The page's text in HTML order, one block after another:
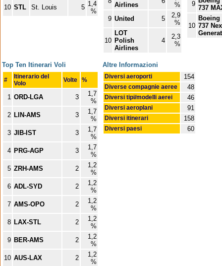
10 STL St. Louis 5 1,4
%
Airlines
%
9 United 5
2,9
%
10
LOT
Polish
Airlines
4
2,3
%
9
737
10
Boeing
737
Top Ten Itinerari Voli
#
Itinerario del
Volo
Volte %
1 ORD-LGA 3
1,7
%
2 LIN-AMS 3
1,7
%
3 JIB-IST 3
1,7
%
4 PRG-AGP 3
1,7
%
5 ZRH-AMS 2
1,2
%
6 ADL-SYD 2
1,2
%
7 AMS-OPO 2
1,2
%
8 LAX-STL 2
1,2
%
9 BER-AMS 2
1,2
%
10 AUS-LAX 2
1,2
%
Altre Informazioni
Diversi aeroporti 154
Diverse compagnie aeree 48
Diversi tipi/modelli aerei 46
Diversi aeroplani 91
Diversi itinerari 158
Diversi paesi 60